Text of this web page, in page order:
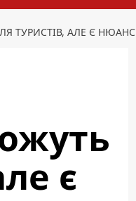
ТУРИСТІВ, АЛЕ Є НЮАНС
є